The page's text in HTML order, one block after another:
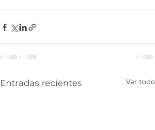
Entradas recientes Ver todo